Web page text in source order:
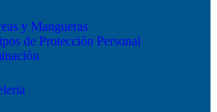
y Mangueras
de Protección Personal